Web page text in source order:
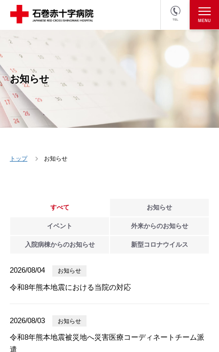
TEL
医療関係者の方
お知らせ
トップ お知らせ
すべて お知らせ
イベント 外来からのお知らせ
入院病棟からのお知らせ 新型 コロナウイルス
2026/08/04 お知らせ
令和8年熊本地震における当院の対応
2026/08/03 お知らせ
令和8年熊本地震被災地へ災害医療コーディネートチーム派
遣